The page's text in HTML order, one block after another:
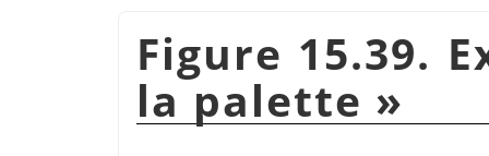
Figure 15.39.
la palette »